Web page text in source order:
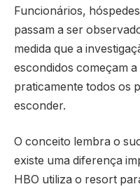
Funcionários,
passam a ser
medida que a
escondidos começam
praticamente todos os
esconder.
O conceito lembra o
existe uma diferença
HBO utiliza o resort